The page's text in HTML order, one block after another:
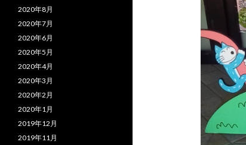
2020年8月
2020年7月
2020年6月
2020年5月
2020年4月
2020年3月
2020年2月
2020年1月
2019年12月
2019年11月